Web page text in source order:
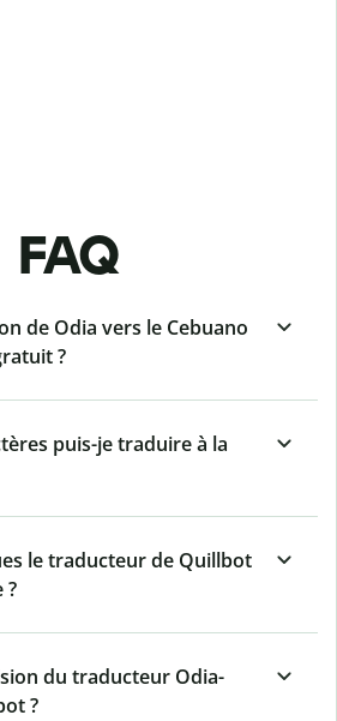
FAQ
de Odia vers le Cebuano
?
puis-je traduire à la
le traducteur de Quillbot
?
du traducteur Odia-
?